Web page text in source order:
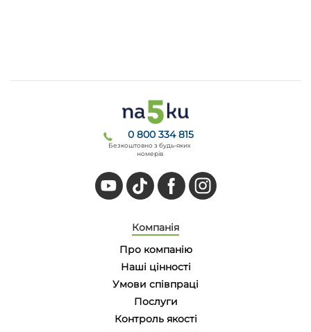
0 800 334 815
Безкоштовно з будь-яких
номерів
Компанія
Про компанію
Наші цінності
Умови співпраці
Послуги
Контроль якості